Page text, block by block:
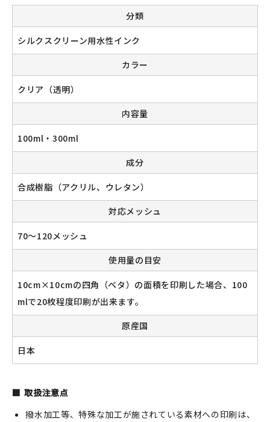
お買い物ガイド
よくある質問
お問い合わせ
分類
シルクスクリーン用水性インク
カラー
クリア（透明）
内容量
100ml・300ml
成分
合成樹脂（アクリル、ウレタン）
対応メッシュ
70～120メッシュ
使用量の目安
10cm×10cmの四角（ベタ）の面積を印刷した場合、100
mlで20枚程度印刷が出来ます。
原産国
日本
取扱注意点
撥水加工等、特殊な加工が施されている素材への印刷は、